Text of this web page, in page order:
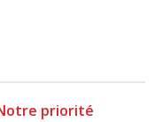
priorité